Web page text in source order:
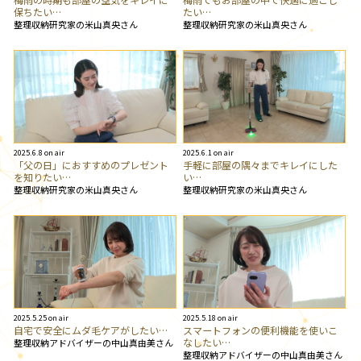
保ちたい…
整理収納研究家の米山真央さん
たい…
整理収納研究家の米山真央さん
2025.6.8 on air
「父の日」におすすめのプレゼント
を知りたい…
整理収納研究家の米山真央さん
2025.6.1 on air
手軽に部屋の隅々までキレイにした
い…
整理収納研究家の米山真央さん
2025.5.25 on air
自宅で安全にムダ毛ケアがしたい…
整理収納アドバイザーの中山真由美さん
2025.5.18 on air
スマートフォンの便利機能を使いこ
なしたい…
整理収納アドバイザーの中山真由美さん